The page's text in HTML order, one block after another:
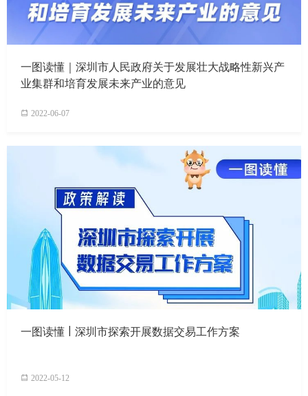
一图读懂｜深圳市人民政府关于发展壮大战略性新兴产
业集群和培育发展未来产业的意见
2022-06-07
一图读懂 | 深圳市探索开展数据交易工作方案
2022-05-12